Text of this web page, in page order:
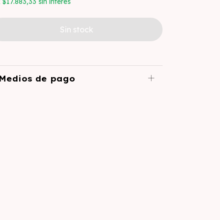
de pago